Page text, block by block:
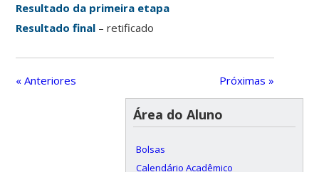
Resultado da primeira etapa
Resultado final – retificado
« Anteriores Próximas »
Área do Aluno
Bolsas
Calendário Acadêmico